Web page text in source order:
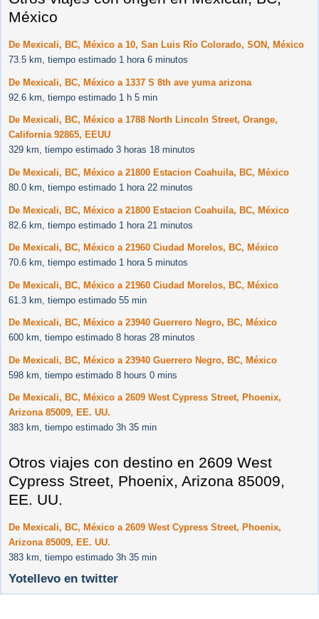
México
De Mexicali, BC, México a 10, San Luis Río Colorado, SON, México
73.5 km, tiempo estimado 1 hora 6 minutos
De Mexicali, BC, México a 1337 S 8th ave yuma arizona
92.6 km, tiempo estimado 1 h 5 min
De Mexicali, BC, México a 1788 North Lincoln Street, Orange,
California 92865, EEUU
329 km, tiempo estimado 3 horas 18 minutos
De Mexicali, BC, México a 21800 Estacion Coahuila, BC, México
80.0 km, tiempo estimado 1 hora 22 minutos
De Mexicali, BC, México a 21800 Estacion Coahuila, BC, México
82.6 km, tiempo estimado 1 hora 21 minutos
De Mexicali, BC, México a 21960 Ciudad Morelos, BC, México
70.6 km, tiempo estimado 1 hora 5 minutos
De Mexicali, BC, México a 21960 Ciudad Morelos, BC, México
61.3 km, tiempo estimado 55 min
De Mexicali, BC, México a 23940 Guerrero Negro, BC, México
600 km, tiempo estimado 8 horas 28 minutos
De Mexicali, BC, México a 23940 Guerrero Negro, BC, México
598 km, tiempo estimado 8 hours 0 mins
De Mexicali, BC, México a 2609 West Cypress Street, Phoenix,
Arizona 85009, EE. UU.
383 km, tiempo estimado 3h 35 min
Otros viajes con destino en 2609 West
Cypress Street, Phoenix, Arizona 85009,
EE. UU.
De Mexicali, BC, México a 2609 West Cypress Street, Phoenix,
Arizona 85009, EE. UU.
383 km, tiempo estimado 3h 35 min
Yotellevo en twitter